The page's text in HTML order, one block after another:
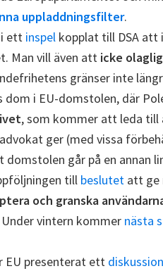
uppladdningsfilter.
i ett inspel kopplat till DSA
Man vill även att icke
gränser inte
dom i EU-domstolen, där
, som kommer att leda
ger (med vissa
går på en annan
till beslutet att ge
och granska
vintern kommer nästa
EU presenterat ett